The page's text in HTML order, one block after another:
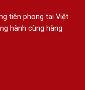
tiên phong tại Việt
hành cùng hàng